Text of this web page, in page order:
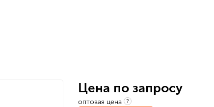
Цена по запросу
оптовая цена ?